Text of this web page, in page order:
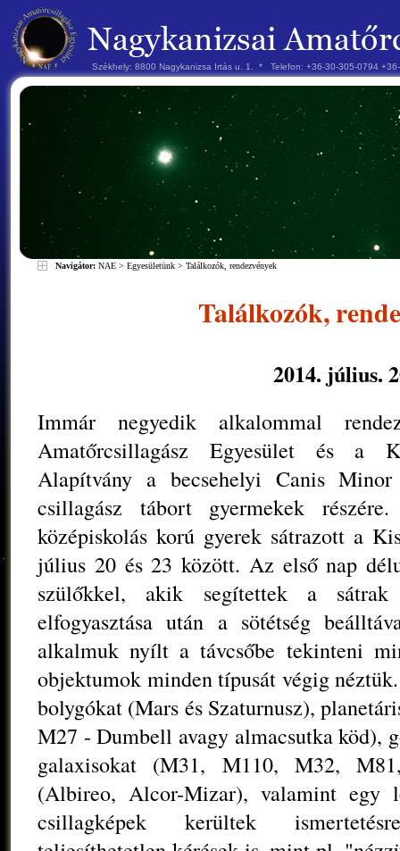
Székhely: 8800 Nagykanizsa Irtás u. 1. * Telefon: +36-30-305-0794
Navigátor: NAE > Egyesületünk > Találkozók, rendezvények
Találkozók,
2014. július.
Immár negyedik alkalommal
Amatőrcsillagász Egyesület és a
Alapítvány a becsehelyi Canis Minor
csillagász tábort gyermekek
középiskolás korú gyerek sátrazott a
július 20 és 23 között. Az első nap
szülőkkel, akik segítettek a sátrak
elfogyasztása után a sötétség
alkalmuk nyílt a távcsőbe tekinteni
objektumok minden típusát végig
bolygókat (Mars és Szaturnusz),
M27 - Dumbell avagy almacsutka köd),
galaxisokat (M31, M110, M32,
(Albireo, Alcor-Mizar), valamint egy
csillagképek kerültek